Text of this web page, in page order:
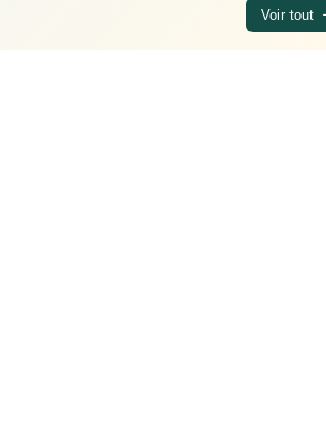
Voir tout